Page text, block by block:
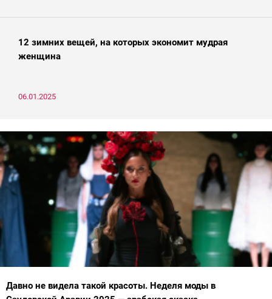
12 зимних вещей, на которых экономит мудрая
женщина
06.01.2025
Давно не видела такой красоты. Неделя моды в